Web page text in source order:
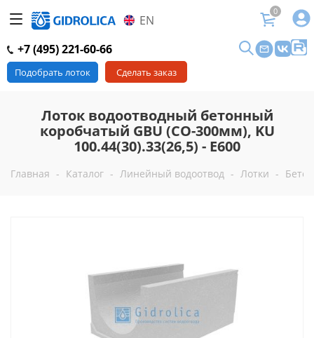
EN
0
+7 (495) 221-60-66
Подобрать лоток Сделать заказ
Лоток водоотводный бетонный
коробчатый GBU (СО-300мм), KU
100.44(30).33(26,5) - E600
Главная - Каталог - Линейный водоотвод - Лотки -